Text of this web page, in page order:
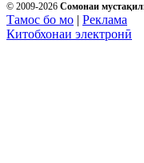
© 2009-2026 Сомонаи
Тамос бо мо | Реклама
Китобхонаи электронӣ